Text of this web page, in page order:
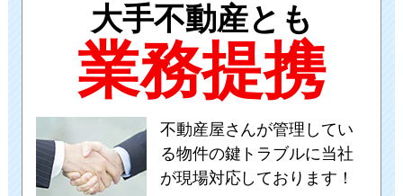
大手不動産とも
業務提携
不動産屋さんが管理してい
る物件の鍵トラブルに当社
が現場対応しております！